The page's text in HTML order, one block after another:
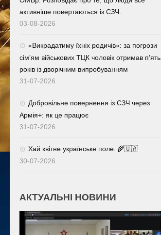
активніше повертаються із СЗЧ.
03-08-2026
«Викрадатиму їхніх родичів»: за погрози
сім’ям військових ТЦК чоловік отримав п’ять
років із дворічним випробуванням
31-07-2026
Добровільне повернення із СЗЧ через
Армія+: як це працює
31-07-2026
Хай квітне українське поле. 🌾🇺🇦
30-07-2026
АКТУАЛЬНІ НОВИНИ